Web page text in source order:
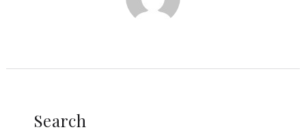
Search